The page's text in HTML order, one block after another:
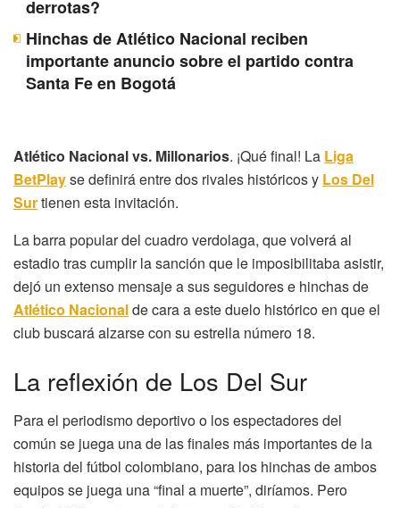
derrotas?
Hinchas de Atlético Nacional reciben
importante anuncio sobre el partido contra
Santa Fe en Bogotá
Atlético Nacional vs. Millonarios. ¡Qué final! La Liga
BetPlayse definirá entre dos rivales históricos y Los Del
Surtienen esta invitación.
La barra popular del cuadro verdolaga, que volverá al
estadio tras cumplir la sanción que le imposibilitaba asistir,
dejó un extenso mensaje a sus seguidores e hinchas de
Atlético Nacionalde cara a este duelo histórico en que el
club buscará alzarse con su estrella número 18.
La reflexión de Los Del Sur
Para el periodismo deportivo o los espectadores del
común se juega una de las finales más importantes de la
historia del fútbol colombiano, para los hinchas de ambos
equipos se juega una “final a muerte”, diríamos. Pero